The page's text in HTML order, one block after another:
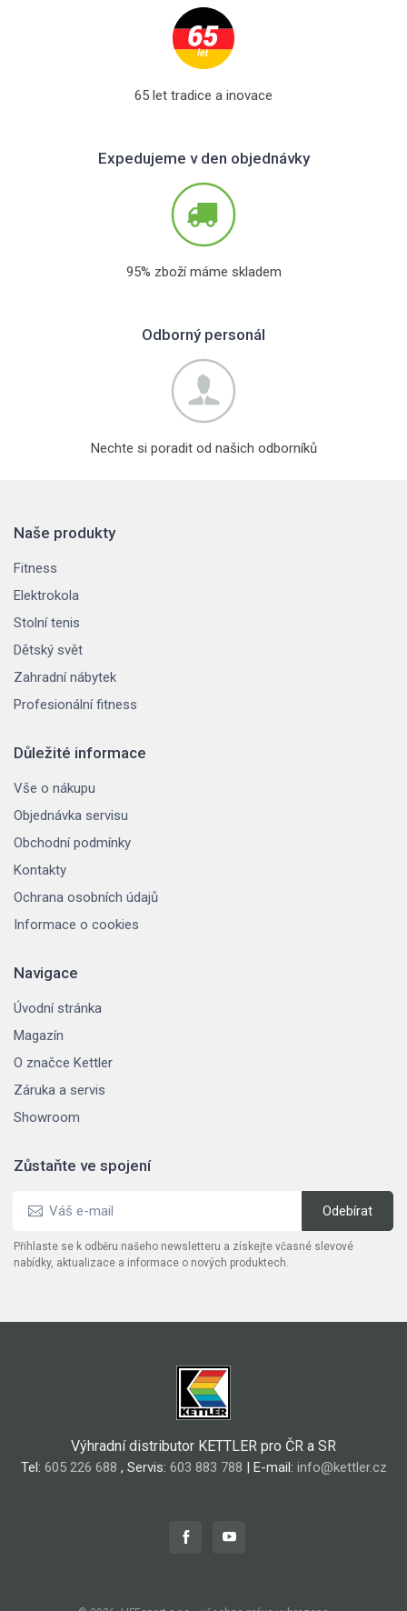
65 let tradice a inovace
Expedujeme v den objednávky
95% zboží máme skladem
Odborný personál
Nechte si poradit od našich odborníků
Naše produkty
Fitness
Elektrokola
Stolní tenis
Dětský svět
Zahradní nábytek
Profesionální fitness
Důležité informace
Vše o nákupu
Objednávka servisu
Obchodní podmínky
Kontakty
Ochrana osobních údajů
Informace o cookies
Navigace
Úvodní stránka
Magazín
O značce Kettler
Záruka a servis
Showroom
Zůstaňte ve spojení
Přihlaste se k odběru našeho newsletteru a získejte včasné slevové
nabídky, aktualizace a informace o nových produktech.
Výhradní distributor KETTLER pro ČR a SR
Tel: 605 226 688 , Servis: 603 883 788 | E-mail: info@kettler.cz